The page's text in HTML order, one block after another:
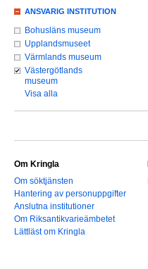
ANSVARIG INSTITUTION
Bohusläns museum
Upplandsmuseet
Värmlands museum
Västergötlands
museum
Visa alla
Om Kringla
Om söktjänsten
Hantering av personuppgifter
Anslutna institutioner
Om Riksantikvarieämbetet
Lättläst om Kringla